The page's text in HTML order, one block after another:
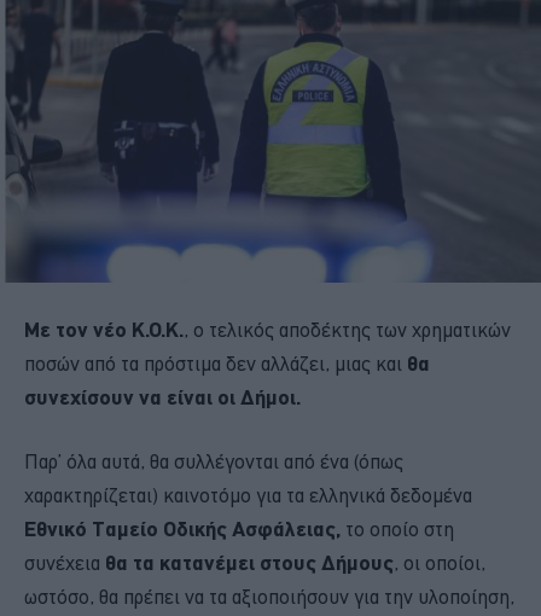
Με τον νέο Κ.Ο.Κ., ο τελικός αποδέκτης των χρηματικών
ποσών από τα πρόστιμα δεν αλλάζει, μιας και θα
συνεχίσουν να είναι οι Δήμοι.
Παρ’ όλα αυτά, θα συλλέγονται από ένα (όπως
χαρακτηρίζεται) καινοτόμο για τα ελληνικά δεδομένα
Εθνικό Ταμείο Οδικής Ασφάλειας, το οποίο στη
συνέχεια θα τα κατανέμει στους Δήμους, οι οποίοι,
ωστόσο, θα πρέπει να τα αξιοποιήσουν για την υλοποίηση,